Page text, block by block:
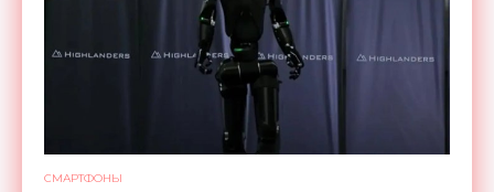
СМАРТФОНЫ